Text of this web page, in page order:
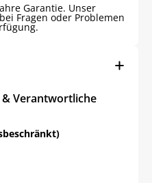
Garantie. Unser
Fragen oder Problemen
Verantwortliche